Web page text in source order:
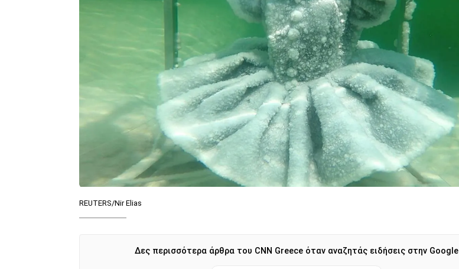
REUTERS/Nir Elias
Δες περισσότερα άρθρα του CNN Greece όταν αναζητάς ειδήσεις στην Google